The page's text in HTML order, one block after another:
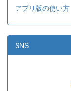
アプリ版の使い方
SNS